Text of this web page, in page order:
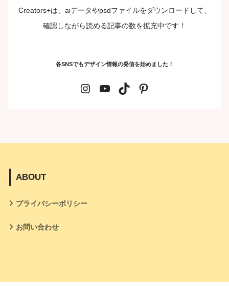
Creators+は、aiデータやpsdファイルをダウンロードして、
確認しながら読める記事の数を拡充中です！
各SNSでもデザイン情報の発信を始めました！
ABOUT
プライバシーポリシー
お問い合わせ